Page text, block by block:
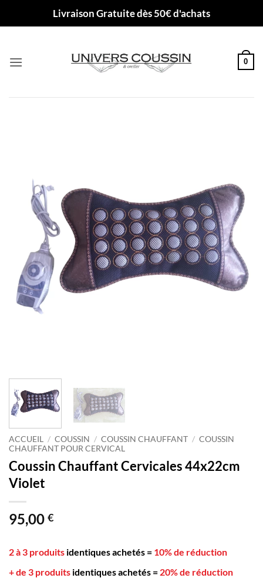
Livraison Gratuite dès 50€ d'achats
0
ACCUEIL / COUSSIN / COUSSIN CHAUFFANT / COUSSIN
CHAUFFANT POUR CERVICAL
Coussin Chauffant Cervicales 44x22cm
Violet
95,00 €
2 à 3 produits identiques achetés = 10% de réduction
+ de 3 produits identiques achetés = 20% de réduction